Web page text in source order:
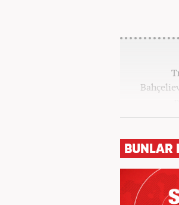
üzere
birçok
BUNLAR